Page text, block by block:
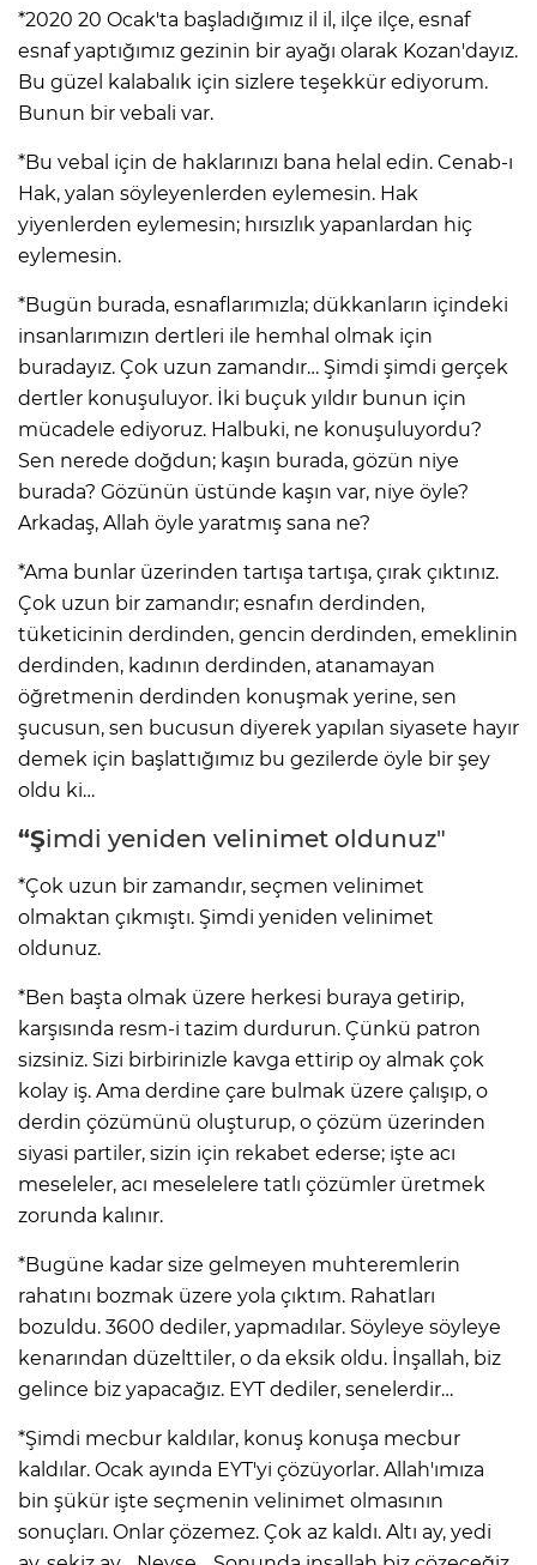
*2020 20 Ocak'ta başladığımız il il, ilçe ilçe, esnaf
esnaf yaptığımız gezinin bir ayağı olarak Kozan'dayız.
Bu güzel kalabalık için sizlere teşekkür ediyorum.
Bunun bir vebali var.
*Bu vebal için de haklarınızı bana helal edin. Cenab-ı
Hak, yalan söyleyenlerden eylemesin. Hak
yiyenlerden eylemesin; hırsızlık yapanlardan hiç
eylemesin.
*Bugün burada, esnaflarımızla; dükkanların içindeki
insanlarımızın dertleri ile hemhal olmak için
buradayız. Çok uzun zamandır… Şimdi şimdi gerçek
dertler konuşuluyor. İki buçuk yıldır bunun için
mücadele ediyoruz. Halbuki, ne konuşuluyordu?
Sen nerede doğdun; kaşın burada, gözün niye
burada? Gözünün üstünde kaşın var, niye öyle?
Arkadaş, Allah öyle yaratmış sana ne?
*Ama bunlar üzerinden tartışa tartışa, çırak çıktınız.
Çok uzun bir zamandır; esnafın derdinden,
tüketicinin derdinden, gencin derdinden, emeklinin
derdinden, kadının derdinden, atanamayan
öğretmenin derdinden konuşmak yerine, sen
şucusun, sen bucusun diyerek yapılan siyasete hayır
demek için başlattığımız bu gezilerde öyle bir şey
oldu ki…
“Şimdi yeniden velinimet oldunuz"
*Çok uzun bir zamandır, seçmen velinimet
olmaktan çıkmıştı. Şimdi yeniden velinimet
oldunuz.
*Ben başta olmak üzere herkesi buraya getirip,
karşısında resm-i tazim durdurun. Çünkü patron
sizsiniz. Sizi birbirinizle kavga ettirip oy almak çok
kolay iş. Ama derdine çare bulmak üzere çalışıp, o
derdin çözümünü oluşturup, o çözüm üzerinden
siyasi partiler, sizin için rekabet ederse; işte acı
meseleler, acı meselelere tatlı çözümler üretmek
zorunda kalınır.
*Bugüne kadar size gelmeyen muhteremlerin
rahatını bozmak üzere yola çıktım. Rahatları
bozuldu. 3600 dediler, yapmadılar. Söyleye söyleye
kenarından düzelttiler, o da eksik oldu. İnşallah, biz
gelince biz yapacağız. EYT dediler, senelerdir…
*Şimdi mecbur kaldılar, konuş konuşa mecbur
kaldılar. Ocak ayında EYT'yi çözüyorlar. Allah'ımıza
bin şükür işte seçmenin velinimet olmasının
sonuçları. Onlar çözemez. Çok az kaldı. Altı ay, yedi